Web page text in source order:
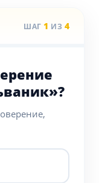
ШАГ 1 ИЗ 4